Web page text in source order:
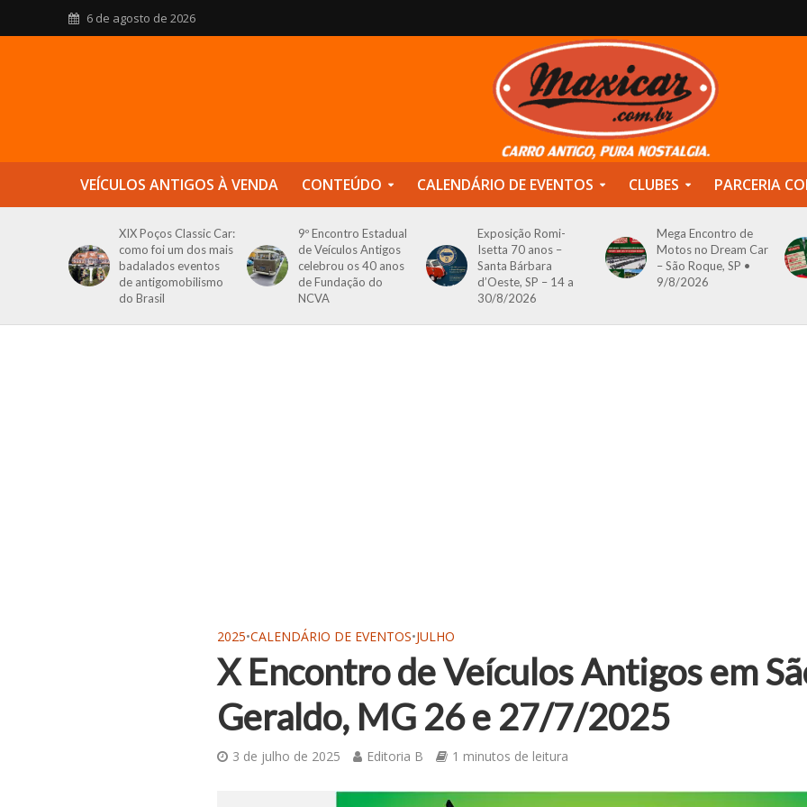
6 de agosto de 2026
VEÍCULOS ANTIGOS À VENDA CONTEÚDO CALENDÁRIO DE EVENTOS CLUBES PARCERIA
XIX Poços Classic Car:
como foi um dos mais
badalados eventos
de antigomobilismo
do Brasil
9º Encontro Estadual
de Veículos Antigos
celebrou os 40 anos
de Fundação do
NCVA
Exposição Romi-
Isetta 70 anos –
Santa Bárbara
d’Oeste, SP – 14 a
30/8/2026
Mega Encontro de
Motos no Dream Car
– São Roque, SP •
9/8/2026
2025•CALENDÁRIO DE EVENTOS•JULHO
X Encontro de Veículos Antigos em
Geraldo, MG 26 e 27/7/2025
3 de julho de 2025 Editoria B 1 minutos de leitura